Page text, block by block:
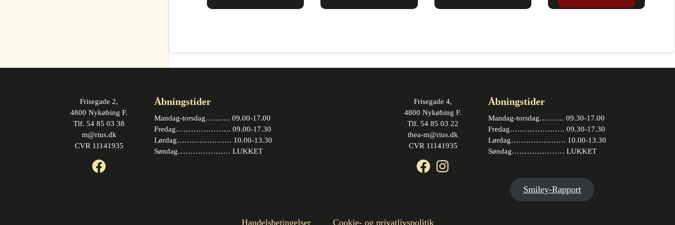
Frisegade 2,
4800 Nykøbing F.
Tlf. 54 85 03 38
m@rius.dk
CVR 11141935
Facebook
Åbningstider
Mandag-torsdag………. 09.00-17.00
Fredag…………………. 09.00-17.30
Lørdag…………………. 10.00-13.30
Søndag………………… LUKKET
Frisegade 4,
4800 Nykøbing F.
Tlf. 54 85 03 22
thea-m@rius.dk
CVR 11141935
Facebook
Instagram
Åbningstider
Mandag-torsdag………. 09.30-17.00
Fredag…………………. 09.30-17.30
Lørdag…………………. 10.00-13.30
Søndag………………… LUKKET
Smiley-Rapport
Handelsbetingelser Cookie- og privatlivspolitik